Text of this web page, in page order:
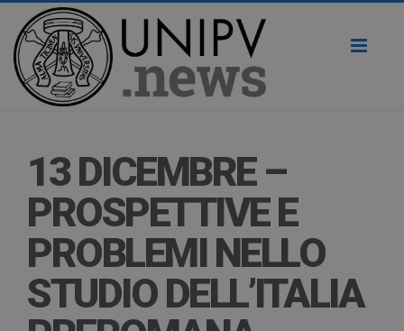
13 DICEMBRE –
PROSPETTIVE E
PROBLEMI NELLO
STUDIO DELL’ITALIA